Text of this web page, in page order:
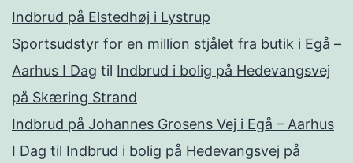
Indbrud på Elstedhøj i Lystrup
Sportsudstyr for en million stjålet fra butik i Egå –
Aarhus I Dag til Indbrud i bolig på Hedevangsvej
på Skæring Strand
Indbrud på Johannes Grosens Vej i Egå – Aarhus
I Dag til Indbrud i bolig på Hedevangsvej på